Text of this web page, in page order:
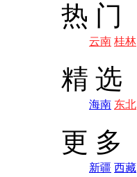
热 门
云南 桂林
精 选
海南 东北
更 多
新疆 西藏